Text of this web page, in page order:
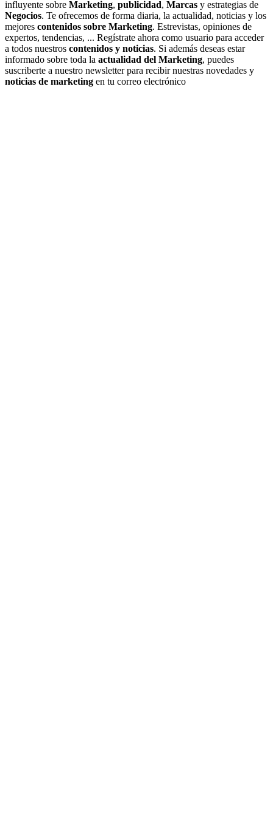
influyente sobre Marketing, publicidad, Marcas y estrategias de
Negocios. Te ofrecemos de forma diaria, la actualidad, noticias y los
mejores contenidos sobre Marketing. Estrevistas, opiniones de
expertos, tendencias, ... Regístrate ahora como usuario para acceder
a todos nuestros contenidos y noticias. Si además deseas estar
informado sobre toda la actualidad del Marketing, puedes
suscriberte a nuestro newsletter para recibir nuestras novedades y
noticias de marketing en tu correo electrónico